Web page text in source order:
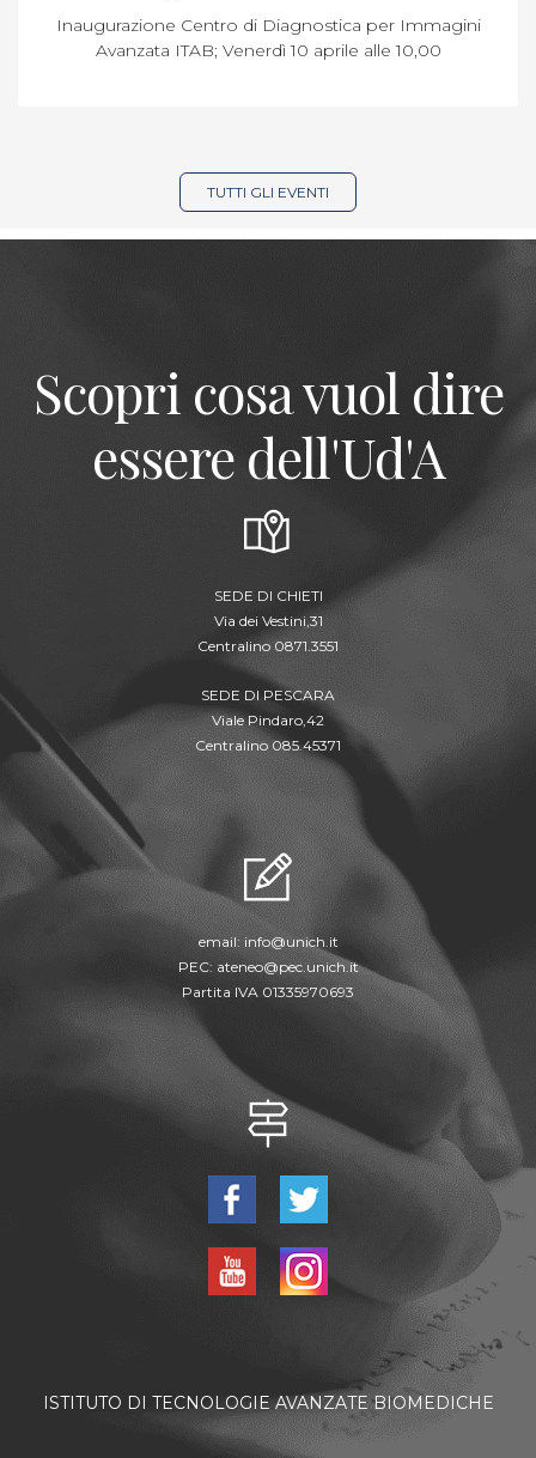
Inaugurazione Centro di Diagnostica per Immagini
Avanzata ITAB; Venerdì 10 aprile alle 10,00
TUTTI GLI EVENTI
Scopri cosa vuol dire
essere dell'Ud'A
SEDE DI CHIETI
Via dei Vestini,31
Centralino 0871.3551
SEDE DI PESCARA
Viale Pindaro,42
Centralino 085.45371
email: info@unich.it
PEC: ateneo@pec.unich.it
Partita IVA 01335970693
ISTITUTO DI TECNOLOGIE AVANZATE BIOMEDICHE